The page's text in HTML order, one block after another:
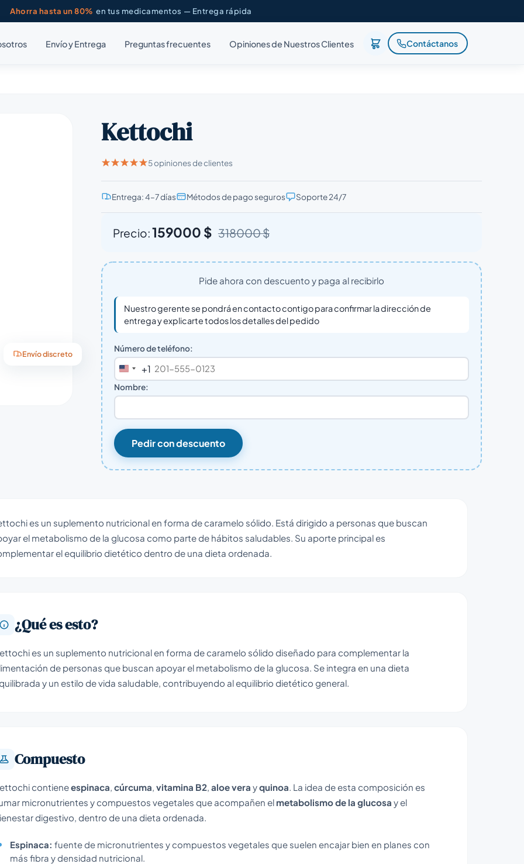
Ahorra hasta un 80% en tus medicamentos — Entrega rápida
Envío y Entrega Preguntas frecuentes Opiniones de Nuestros Clientes Contáctanos
Envío discreto
Kettochi
5 opiniones de clientes
Entrega: 4–7 días Métodos de pago seguros Soporte 24/7
Precio:159000 $ 318000 $
Pide ahora con descuento y paga al recibirlo
Nuestro gerente se pondrá en contacto contigo para confirmar la dirección de
entrega y explicarte todos los detalles del pedido
Número de teléfono:
United
States
+1
Nombre:
Pedir con descuento
es un suplemento nutricional en forma de caramelo sólido. Está dirigido a personas que buscan
el metabolismo de la glucosa como parte de hábitos saludables. Su aporte principal es
el equilibrio dietético dentro de una dieta ordenada.
¿Qué es esto?
es un suplemento nutricional en forma de caramelo sólido diseñado para complementar la
de personas que buscan apoyar el metabolismo de la glucosa. Se integra en una dieta
y un estilo de vida saludable, contribuyendo al equilibrio dietético general.
Compuesto
contieneespinaca cúrcuma vitamina B2 aloe vera yquinoa . La idea de esta composición es
micronutrientes y compuestos vegetales que acompañen el metabolismo de la glucosa y el
digestivo, dentro de una dieta ordenada.
Espinaca: fuente de micronutrientes y compuestos vegetales que suelen encajar bien en planes con
más fibra y densidad nutricional.